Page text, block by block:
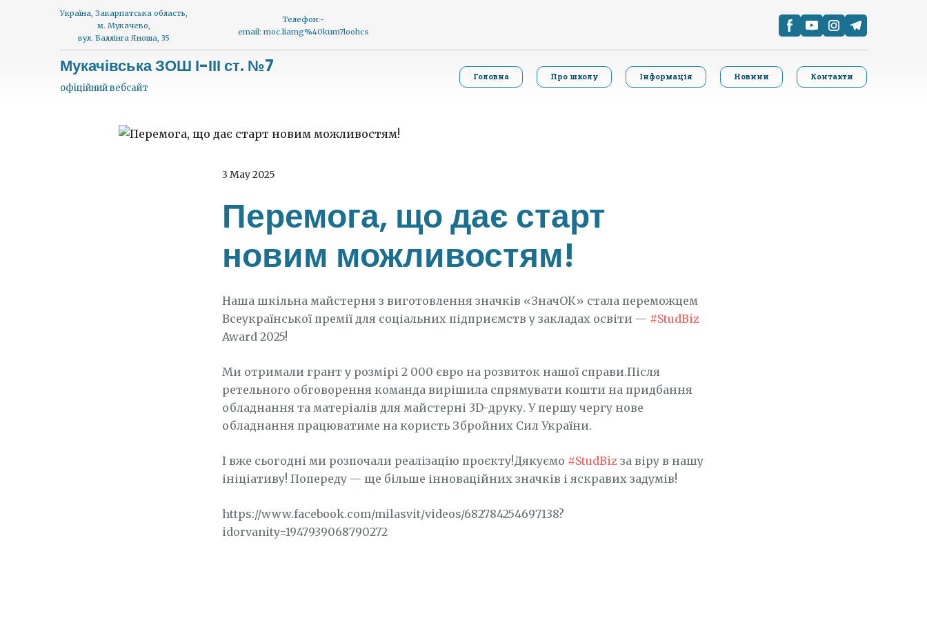
Україна, Закарпатська область,
м. Мукачево,
вул. Баллінга Яноша, 35
Телефон:-
email: moc.liamg%40kum7loohcs
Мукачівська ЗОШ І-ІІІ ст. №7
офіційний вебсайт
Головна Про школу Інформація Новини Контакти
3 May 2025
Перемога, що дає старт
новим можливостям!
Наша шкільна майстерня з виготовлення значків «ЗначОК» стала переможцем
Всеукраїнської премії для соціальних підприємств у закладах освіти — #StudBiz
Award 2025!
Ми отримали грант у розмірі 2 000 євро на розвиток нашої справи.Після
ретельного обговорення команда вирішила спрямувати кошти на придбання
обладнання та матеріалів для майстерні 3D-друку. У першу чергу нове
обладнання працюватиме на користь Збройних Сил України.
І вже сьогодні ми розпочали реалізацію проєкту!Дякуємо #StudBiz за віру в нашу
ініціативу! Попереду — ще більше інноваційних значків і яскравих задумів!
https://www.facebook.com/milasvit/videos/682784254697138?
idorvanity=1947939068790272